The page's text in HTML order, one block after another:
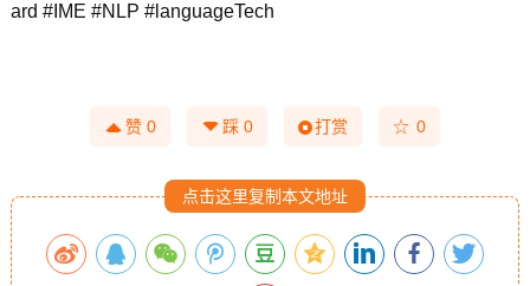
ard #IME #NLP #languageTech
赞 0 踩 0 打赏 ☆ 0
点击这里复制本文地址